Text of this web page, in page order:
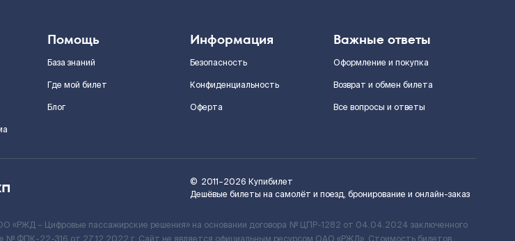
Помощь
База знаний
Где мой билет
Блог
Информация
Безопасность
Конфиденциальность
Оферта
Важные ответы
Оформление и покупка
Возврат и обмен билета
Все вопросы и ответы
© 2011–2026 Купибилет
Дешёвые билеты на самолёт и поезд, бронирование и онлайн-заказ
– Цифровые пассажирские решения» на основании договора № ЦПР-1282 от 04.04.2024 заключенного